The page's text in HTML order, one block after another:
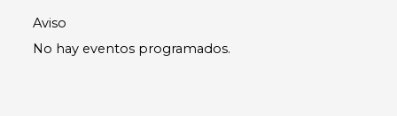
Aviso
No hay eventos programados.